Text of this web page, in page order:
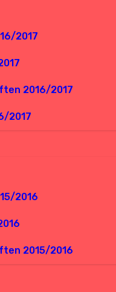
2017
2016/2017
2017
2016
2015/2016